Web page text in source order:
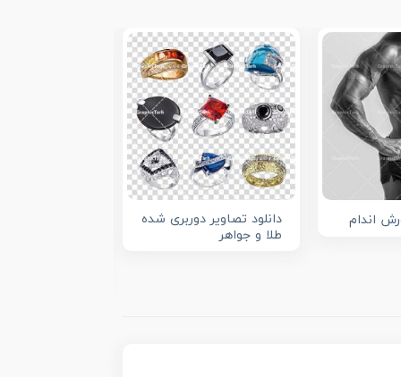
اندام
دانلود تصاویر دوربری شده
طلا و جواهر